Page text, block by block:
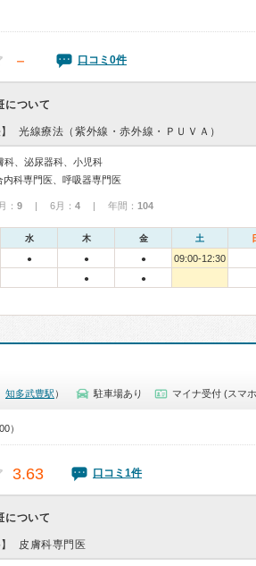
－ 口コミ0件
について
光線療法（紫外線・赤外線・ＰＵＶＡ）
科、泌尿器科、小児科
内科専門医、呼吸器専門医
： 9 | 6月： 4 | 年間： 104
水 木 金 土
● ● ●
09:00-12:30
● ●
知多武豊駅 ） 駐車場あり マイナ受付 (スマ
）
3.63 口コミ1件
について
皮膚科専門医